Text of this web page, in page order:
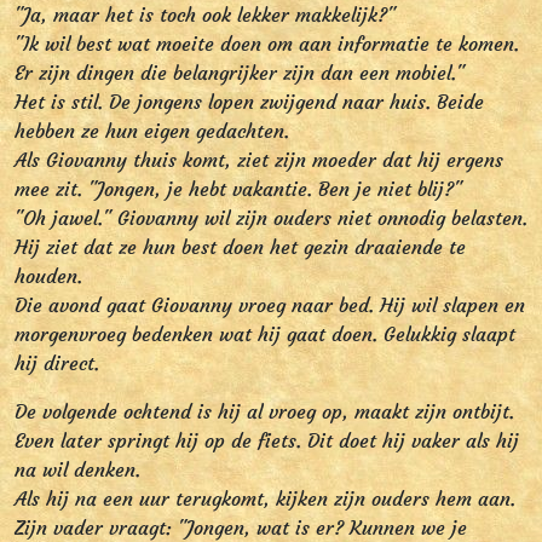
"Ja, maar het is toch ook lekker makkelijk?"
"Ik wil best wat moeite doen om aan informatie te komen.
Er zijn dingen die belangrijker zijn dan een mobiel."
Het is stil. De jongens lopen zwijgend naar huis. Beide
hebben ze hun eigen gedachten.
Als Giovanny thuis komt, ziet zijn moeder dat hij ergens
mee zit. "Jongen, je hebt vakantie. Ben je niet blij?"
"Oh jawel." Giovanny wil zijn ouders niet onnodig belasten.
Hij ziet dat ze hun best doen het gezin draaiende te
houden.
Die avond gaat Giovanny vroeg naar bed. Hij wil slapen en
morgenvroeg bedenken wat hij gaat doen. Gelukkig slaapt
hij direct.
De volgende ochtend is hij al vroeg op, maakt zijn ontbijt.
Even later springt hij op de fiets. Dit doet hij vaker als hij
na wil denken.
Als hij na een uur terugkomt, kijken zijn ouders hem aan.
Zijn vader vraagt: "Jongen, wat is er? Kunnen we je